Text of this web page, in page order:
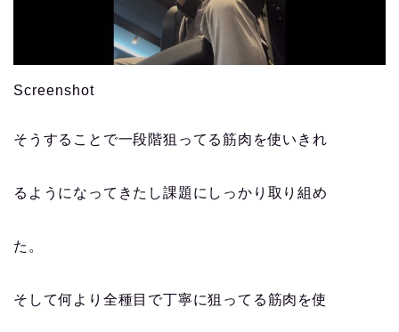
Screenshot
そうすることで一段階狙ってる筋肉を使いきれ
るようになってきたし課題にしっかり取り組め
た。
そして何より全種目で丁寧に狙ってる筋肉を使